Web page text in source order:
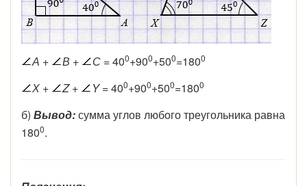
А + В + С = 400+900+500=1800
Х + Z+ Y= 400+900+500=1800
б) Вывод:сумма углов любого треугольника равна
1800.